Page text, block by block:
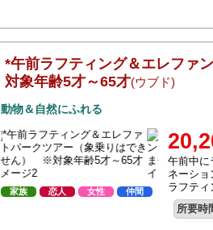
*午前ラフティング＆エレフ
対象年齢5才～65才(ウブド)
動物＆自然にふれる
家族 恋人 女性 仲間
午前中に
ネーショ
ラフテ
所要時